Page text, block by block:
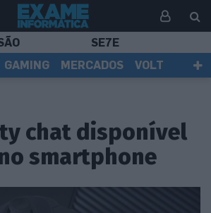
SE7E
GAMING MERCADOS
VOLT
chat disponível
smartphone